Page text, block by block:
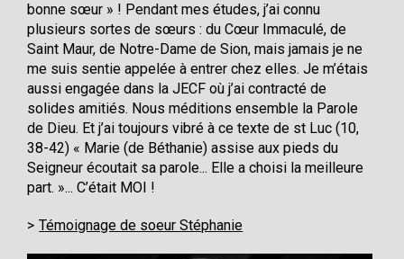
bonne sœur » ! Pendant mes études, j’ai connu
plusieurs sortes de sœurs : du Cœur Immaculé, de
Saint Maur, de Notre-Dame de Sion, mais jamais je ne
me suis sentie appelée à entrer chez elles. Je m’étais
aussi engagée dans la JECF où j’ai contracté de
solides amitiés. Nous méditions ensemble la Parole
de Dieu. Et j’ai toujours vibré à ce texte de st Luc (10,
38-42) « Marie (de Béthanie) assise aux pieds du
Seigneur écoutait sa parole... Elle a choisi la meilleure
part. »... C’était MOI !
Témoignage de soeur Stéphanie